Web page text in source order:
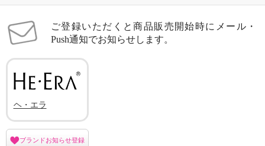
ご登録いただくと商品販売開始時にメール・
Push通知でお知らせします。
ヘ・エラ
ブランドお知らせ登録